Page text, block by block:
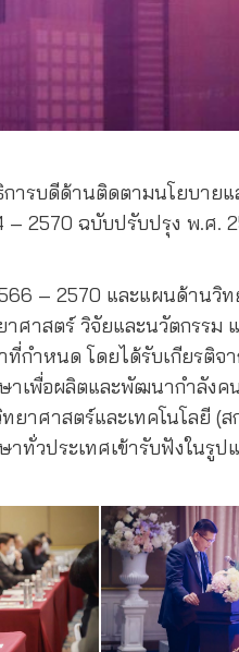
รบดีด้านติดตามนโยบายแ
2570 ฉบับปรับปรุง พ.ศ.
– 2570 และแผนด้านวิ
าสตร์ วิจัยและนวัตกรรม
ที่กำหนด โดยได้รับเกียรติ
าเพื่อผลิตและพัฒนากำลังค
ศาสตร์และเทคโนโลยี (สก
วประเทศเข้ารับฟังในรูป